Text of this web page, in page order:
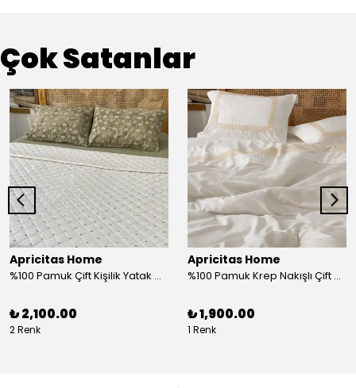
Çok Satanlar
Apricitas Home
%100 Pamuk Çift Kişilik Yatak Örtüsü Takımı
₺ 2,100.00
2 Renk
Apricitas Home
%100 Pamuk Krep Nakışlı Çift Kişilik Nevresim Takımı
₺ 1,900.00
1 Renk